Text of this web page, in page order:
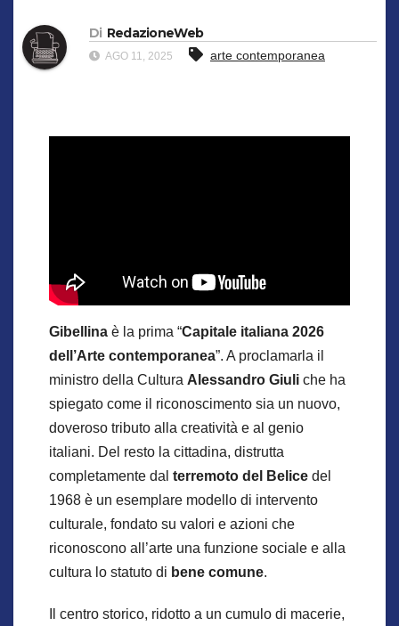
Di RedazioneWeb
AGO 11, 2025 arte contemporanea
Gibellina è la prima “Capitale italiana 2026
dell’Arte contemporanea”. A proclamarla il
ministro della Cultura Alessandro Giuli che ha
spiegato come il riconoscimento sia un nuovo,
doveroso tributo alla creatività e al genio
italiani. Del resto la cittadina, distrutta
completamente dal terremoto del Belice del
1968 è un esemplare modello di intervento
culturale, fondato su valori e azioni che
riconoscono all’arte una funzione sociale e alla
cultura lo statuto di bene comune.
Il centro storico, ridotto a un cumulo di macerie,